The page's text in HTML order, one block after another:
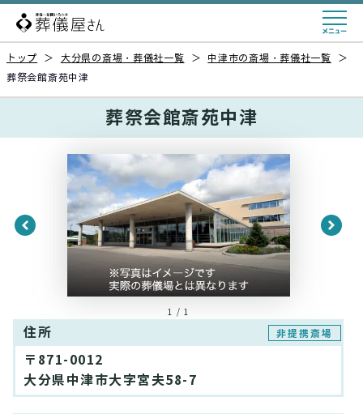
トップ ＞ 大分県の斎場・葬儀社一覧 ＞ 中津市の斎場・葬儀社一覧
＞
葬祭会館斎苑中津
葬祭会館斎苑中津
1 / 1
住所 非提携斎場
〒871-0012
大分県中津市大字宮夫58-7